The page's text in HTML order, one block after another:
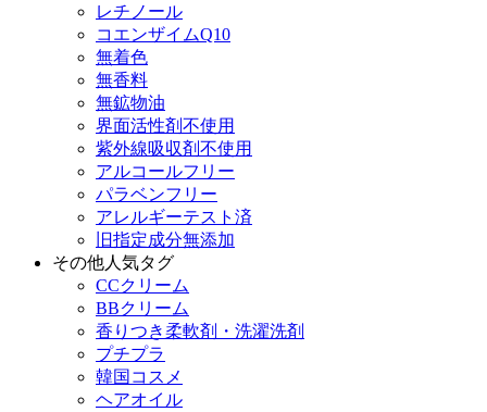
レチノール
コエンザイムQ10
無着色
無香料
無鉱物油
界面活性剤不使用
紫外線吸収剤不使用
アルコールフリー
パラベンフリー
アレルギーテスト済
旧指定成分無添加
その他人気タグ
CCクリーム
BBクリーム
香りつき柔軟剤・洗濯洗剤
プチプラ
韓国コスメ
ヘアオイル